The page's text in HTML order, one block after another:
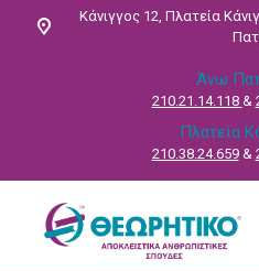
Κάνιγγος 12, Πλατεία
Άνω
210.21.14.118 &
Πλατεία
210.38.24.659&